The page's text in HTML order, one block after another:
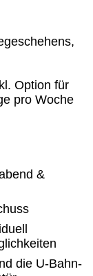
Option für
pro Woche
&
die U-Bahn-